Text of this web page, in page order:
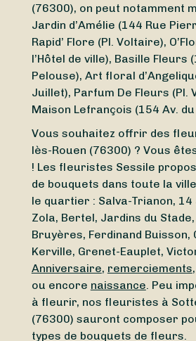
(76300), on peut notamment
Jardin d’Amélie (144 Rue
Rapid’ Flore (Pl. Voltaire),
l’Hôtel de ville), Basille Fleurs
Pelouse), Art floral
Juillet), Parfum De Fleurs (Pl.
Maison Lefrançois (154 Av.
Vous souhaitez offrir des
lès-Rouen (76300) ? Vous
! Les fleuristes Sessile
de bouquets dans toute la
le quartier : Salva-Trianon, 14
Zola, Bertel, Jardins du
Bruyères, Ferdinand Buisson,
Kerville, Grenet-Eauplet,
Anniversaire, remerciements,
ou encore naissance . Peu
à fleurir, nos fleuristes à
(76300) sauront composer
types de bouquets de fleurs.